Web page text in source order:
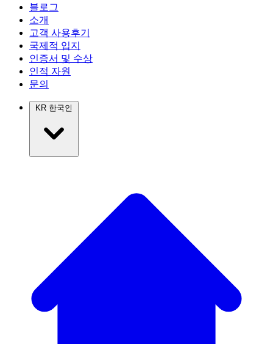
블로그
소개
고객 사용후기
국제적 입지
인증서 및 수상
인적 자원
문의
KR 한국인